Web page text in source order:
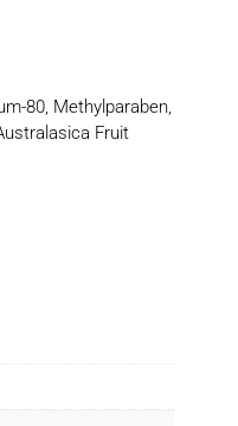
80, Methylparaben,
Fruit